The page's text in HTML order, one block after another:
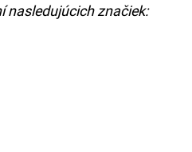
nasledujúcich značiek: